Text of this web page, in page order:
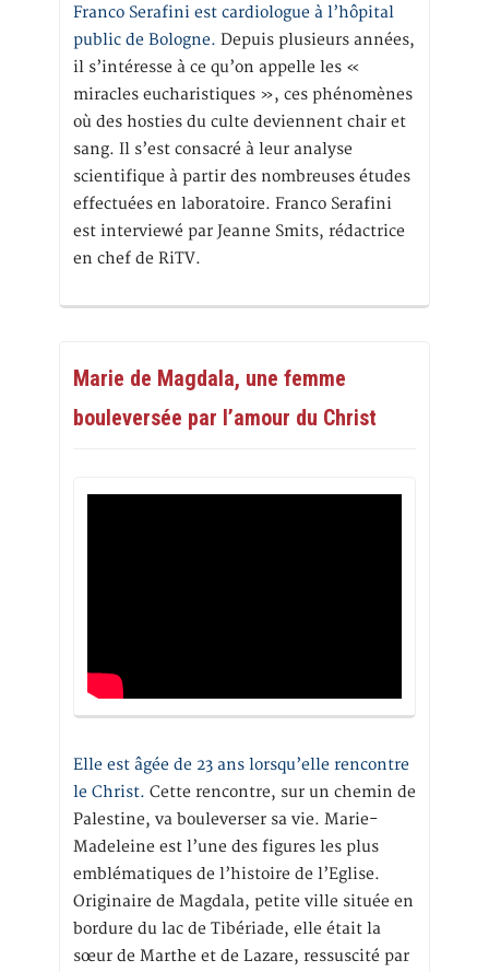
Franco Serafini est cardiologue à l’hôpital
public de Bologne. Depuis plusieurs années,
il s’intéresse à ce qu’on appelle les «
miracles eucharistiques », ces phénomènes
où des hosties du culte deviennent chair et
sang. Il s’est consacré à leur analyse
scientifique à partir des nombreuses études
effectuées en laboratoire. Franco Serafini
est interviewé par Jeanne Smits, rédactrice
en chef de RiTV.
Marie de Magdala, une femme
bouleversée par l’amour du Christ
Elle est âgée de 23 ans lorsqu’elle rencontre
le Christ. Cette rencontre, sur un chemin de
Palestine, va bouleverser sa vie. Marie-
Madeleine est l’une des figures les plus
emblématiques de l’histoire de l’Eglise.
Originaire de Magdala, petite ville située en
bordure du lac de Tibériade, elle était la
sœur de Marthe et de Lazare, ressuscité par